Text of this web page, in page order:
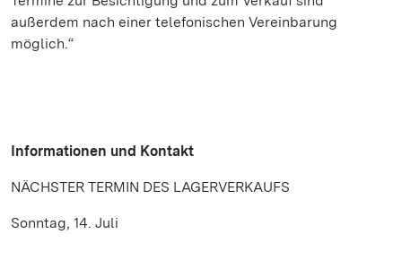
außerdem nach einer telefonischen Vereinbarung
möglich.“
Informationen und Kontakt
NÄCHSTER TERMIN DES LAGERVERKAUFS
Sonntag, 14. Juli